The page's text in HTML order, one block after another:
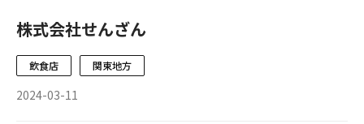
株式会社せんざん
飲食店 関東地方
2024-03-11